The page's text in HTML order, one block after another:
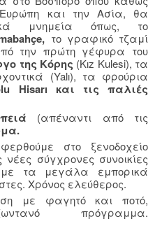
και την Ασία, θα
μνημεία όπως, το
το γραφικό τζαμί
την πρώτη γέφυρα του
της Κόρης (Kız Kulesi), τα
(Yalı), τα φρούρια
Hisarı και τις παλιές
(απέναντι από τις
στο ξενοδοχείο
σύγχρονες συνοικίες
με τα μεγάλα εμπορικά
Χρόνος ελεύθερος.
με φαγητό και ποτό,
πρόγραμμα.